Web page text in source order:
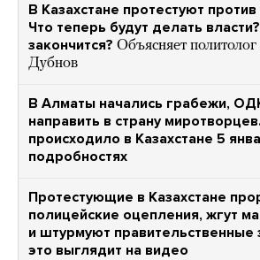
В Казахстане протестуют
Что теперь будут делать
закончится? Объясняет
Дубнов
В Алматы начались грабежи,
направить в страну
происходило в Казахстане 5
подробностях
Протестующие в Казахстане
полицейские оцепления, жгут
и штурмуют правительственные
это выглядит на видео